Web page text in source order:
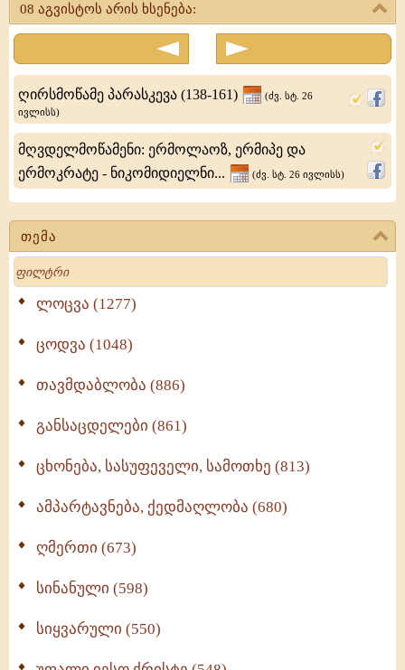
თემა
Search
ლოცვა (1277)
ცოდვა (1048)
თავმდაბლობა (886)
განსაცდელები (861)
ცხონება, სასუფეველი, სამოთხე (813)
ამპარტავნება, ქედმაღლობა (680)
ღმერთი (673)
სინანული (598)
სიყვარული (550)
დასი
ქალაქ
დოროსპოლში
დაიბადა.
ამ
დროს
II
საუკუნის
ბოლოსა
და
08 აგვისტოს არის ხსენება:
ღირსმოწამე პარასკევა (138-161)
(ძვ. სტ. 26
ივლისს)
მღვდელმოწამენი: ერმოლაოზ, ერმიპე და
ერმოკრატე - ნიკომიდიელნი...
(ძვ. სტ. 26 ივლისს)